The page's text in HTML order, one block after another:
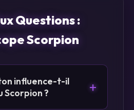
Questions :
Scorpion
influence-t-il
Scorpion ?
+